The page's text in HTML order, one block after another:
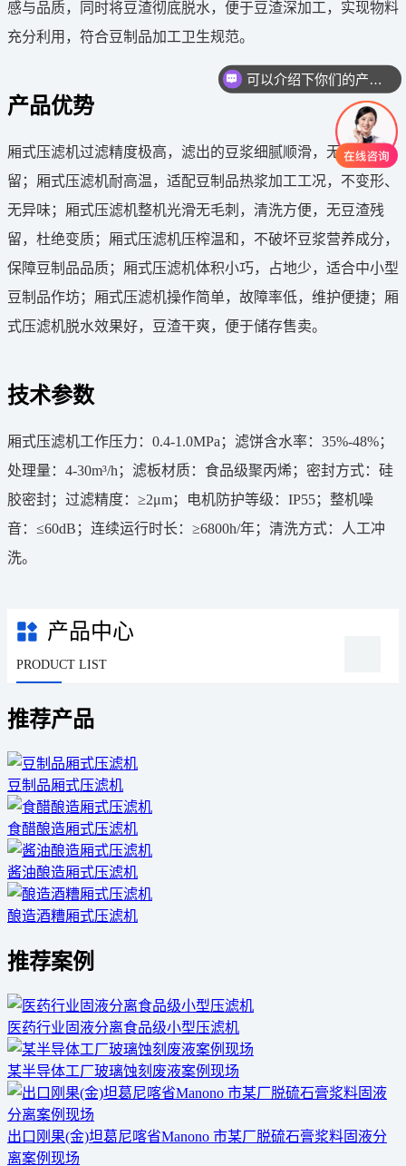
感与品质，同时将豆渣彻底脱水，便于豆渣深加工，实现物料
充分利用，符合豆制品加工卫生规范。
产品优势
厢式压滤机过滤精度极高，滤出的豆浆细腻顺滑，无豆渣残
留；厢式压滤机耐高温，适配豆制品热浆加工工况，不变形、
无异味；厢式压滤机整机光滑无毛刺，清洗方便，无豆渣残
留，杜绝变质；厢式压滤机压榨温和，不破坏豆浆营养成分，
保障豆制品品质；厢式压滤机体积小巧，占地少，适合中小型
豆制品作坊；厢式压滤机操作简单，故障率低，维护便捷；厢
式压滤机脱水效果好，豆渣干爽，便于储存售卖。
技术参数
厢式压滤机工作压力：0.4-1.0MPa；滤饼含水率：35%-48%；
处理量：4-30m³/h；滤板材质：食品级聚丙烯；密封方式：硅
胶密封；过滤精度：≥2μm；电机防护等级：IP55；整机噪
音：≤60dB；连续运行时长：≥6800h/年；清洗方式：人工冲
洗。
产品中心
PRODUCT LIST
推荐产品
豆制品厢式压滤机
食醋酿造厢式压滤机
酱油酿造厢式压滤机
酿造酒糟厢式压滤机
推荐案例
医药行业固液分离食品级小型压滤机
某半导体工厂玻璃蚀刻废液案例现场
出口刚果(金)坦葛尼喀省Manono 市某厂脱硫石膏浆料固液分
离案例现场